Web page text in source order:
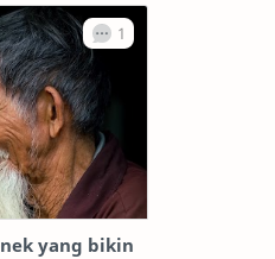
wisata alam
yang bikin